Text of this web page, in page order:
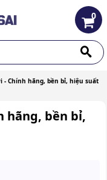
0
- Chính hãng, bền bỉ, hiệu suất
hãng, bền bỉ,